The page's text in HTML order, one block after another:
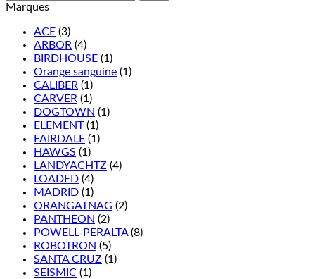
Marques
ACE (3)
ARBOR (4)
BIRDHOUSE (1)
Orange sanguine (1)
CALIBER (1)
CARVER (1)
DOGTOWN (1)
ELEMENT (1)
FAIRDALE (1)
HAWGS (1)
LANDYACHTZ (4)
LOADED (4)
MADRID (1)
ORANGATNAG (2)
PANTHEON (2)
POWELL-PERALTA (8)
ROBOTRON (5)
SANTA CRUZ (1)
SEISMIC (1)